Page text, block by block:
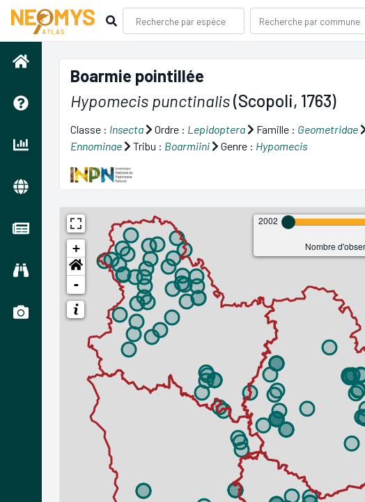
Boarmie pointillée
Hypomecis punctinalis(Scopoli, 1763)
Classe : Insecta Ordre : Lepidoptera Famille : Geometridae
Ennominae
Tribu : Boarmiini Genre : Hypomecis
+
-
2002
Nombre